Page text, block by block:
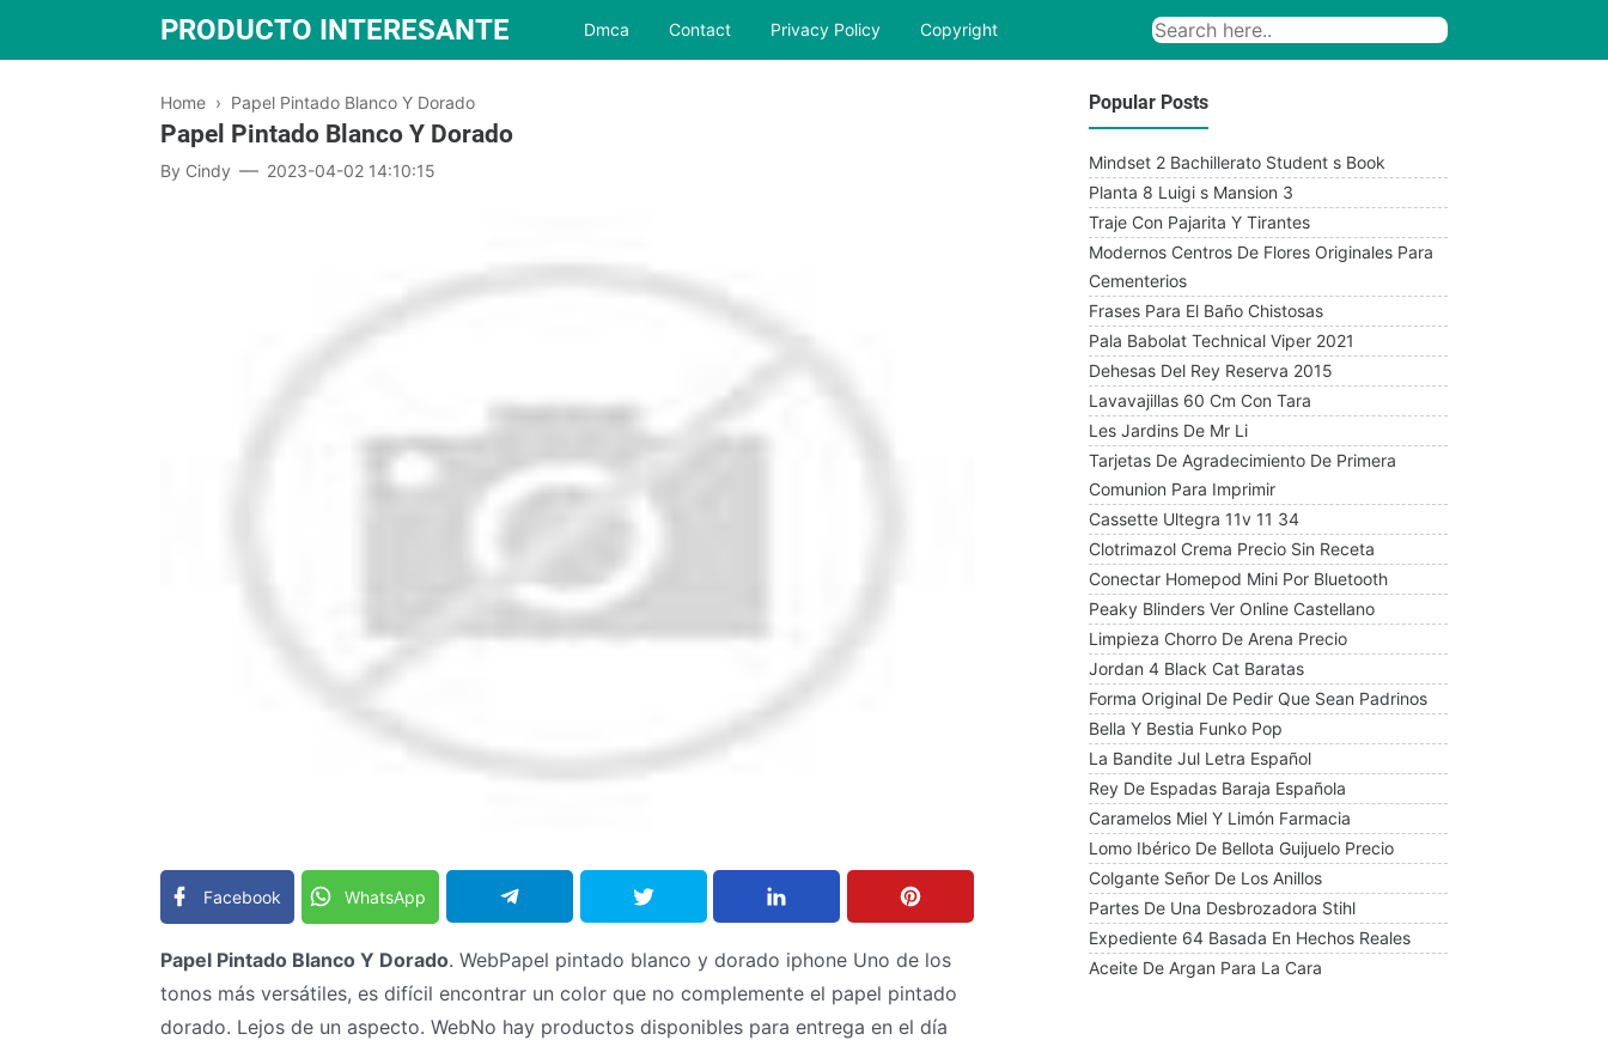
PRODUCTO INTERESANTE Dmca Contact Privacy Policy Copyright
Home › Papel Pintado Blanco Y Dorado
Papel Pintado Blanco Y Dorado
By Cindy 2023-04-02 14:10:15
Facebook WhatsApp
Papel Pintado Blanco Y Dorado. WebPapel pintado blanco y dorado iphone Uno de los
tonos más versátiles, es difícil encontrar un color que no complemente el papel pintado
dorado. Lejos de un aspecto. WebNo hay productos disponibles para entrega en el día
Popular Posts
Mindset 2 Bachillerato Student s Book
Planta 8 Luigi s Mansion 3
Traje Con Pajarita Y Tirantes
Modernos Centros De Flores Originales Para
Cementerios
Frases Para El Baño Chistosas
Pala Babolat Technical Viper 2021
Dehesas Del Rey Reserva 2015
Lavavajillas 60 Cm Con Tara
Les Jardins De Mr Li
Tarjetas De Agradecimiento De Primera
Comunion Para Imprimir
Cassette Ultegra 11v 11 34
Clotrimazol Crema Precio Sin Receta
Conectar Homepod Mini Por Bluetooth
Peaky Blinders Ver Online Castellano
Limpieza Chorro De Arena Precio
Jordan 4 Black Cat Baratas
Forma Original De Pedir Que Sean Padrinos
Bella Y Bestia Funko Pop
La Bandite Jul Letra Español
Rey De Espadas Baraja Española
Caramelos Miel Y Limón Farmacia
Lomo Ibérico De Bellota Guijuelo Precio
Colgante Señor De Los Anillos
Partes De Una Desbrozadora Stihl
Expediente 64 Basada En Hechos Reales
Aceite De Argan Para La Cara